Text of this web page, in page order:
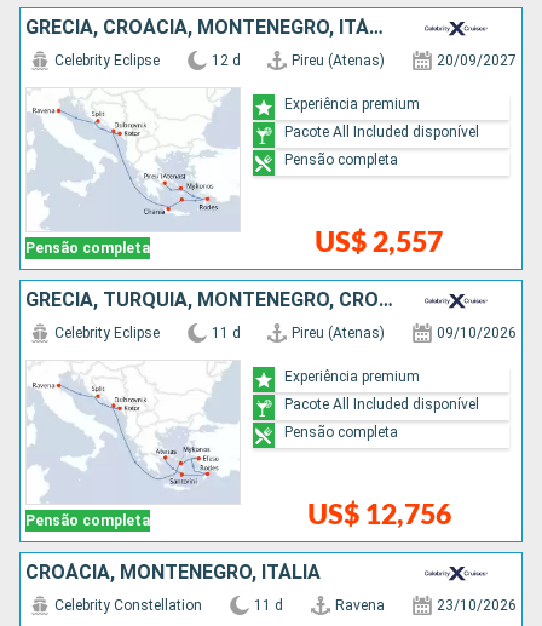
GRÉCIA, CROÁCIA, MONTENEGRO, ITÁLIA
Pensão completa
Celebrity Eclipse 12 d Pireu (Atenas) 20/09/2027
US$ 2,557
Experiência premium
Pacote All Included disponível
Pensão completa
GRÉCIA, TURQUIA, MONTENEGRO, CROÁCIA, ITÁLIA
Pensão completa
Celebrity Eclipse 11 d Pireu (Atenas) 09/10/2026
US$ 12,756
Experiência premium
Pacote All Included disponível
Pensão completa
CROÁCIA, MONTENEGRO, ITÁLIA
Celebrity Constellation 11 d Ravena 23/10/2026